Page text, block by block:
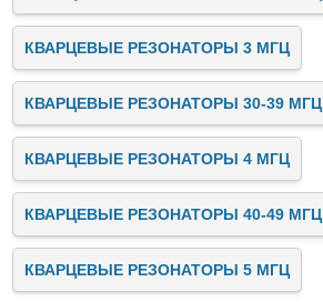
КВАРЦЕВЫЕ РЕЗОНАТОРЫ 3 МГЦ
КВАРЦЕВЫЕ РЕЗОНАТОРЫ 30-39 МГЦ
КВАРЦЕВЫЕ РЕЗОНАТОРЫ 4 МГЦ
КВАРЦЕВЫЕ РЕЗОНАТОРЫ 40-49 МГЦ
КВАРЦЕВЫЕ РЕЗОНАТОРЫ 5 МГЦ